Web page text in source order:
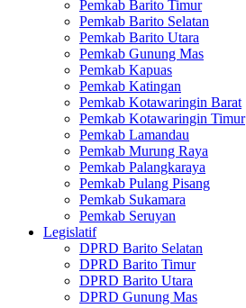
Pemkab Barito Timur
Pemkab Barito Selatan
Pemkab Barito Utara
Pemkab Gunung Mas
Pemkab Kapuas
Pemkab Katingan
Pemkab Kotawaringin Barat
Pemkab Kotawaringin Timur
Pemkab Lamandau
Pemkab Murung Raya
Pemkab Palangkaraya
Pemkab Pulang Pisang
Pemkab Sukamara
Pemkab Seruyan
Legislatif
DPRD Barito Selatan
DPRD Barito Timur
DPRD Barito Utara
DPRD Gunung Mas